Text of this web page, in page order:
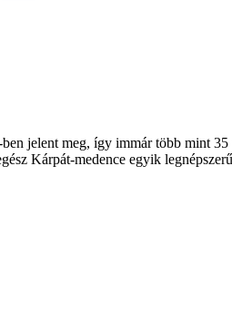
jelent meg, így immár több mint
Kárpát-medence egyik